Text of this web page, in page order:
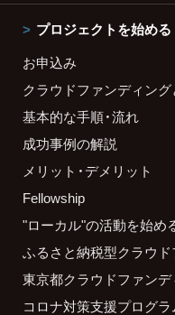
プロジェクトを始める
お申込み
クラウドファンディング
基本的な手順・流れ
成功事例の解説
メリット・デメリット
Fellowship
"ローカル"の活動を始め
ふるさと納税型クラウ
東京都クラウドファン
コロナ対策支援プログ